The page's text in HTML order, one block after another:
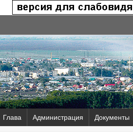
Глава Администрация Документы